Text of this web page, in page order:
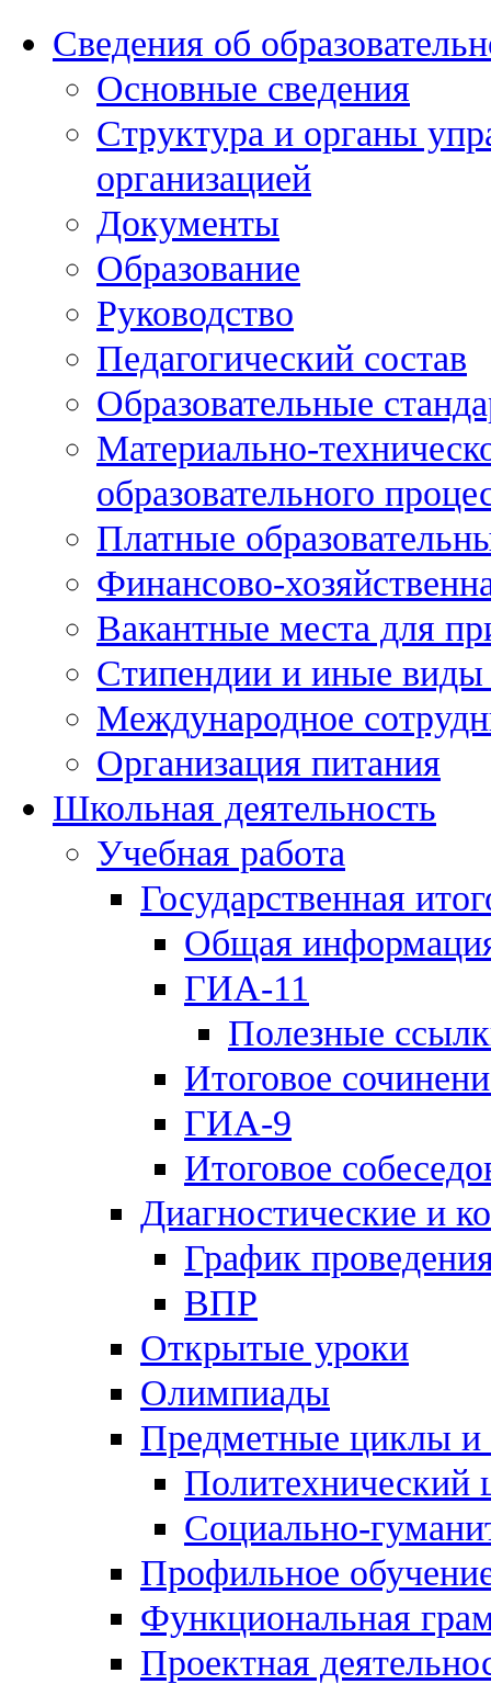
Сведения об
Основные сведения
Структура и органы
организацией
Документы
Образование
Руководство
Педагогический состав
Образовательные
Материально-
образовательного
Платные
Финансово-
Вакантные места для
Стипендии и иные виды
Международное
Организация питания
Школьная деятельность
Учебная работа
Государственная
Общая
ГИА-11
Полезные
Итоговое
ГИА-9
Итоговое
Диагностические и
График
ВПР
Открытые уроки
Олимпиады
Предметные циклы и
Политехнический
Социально-
Профильное
Функциональная
Проектная